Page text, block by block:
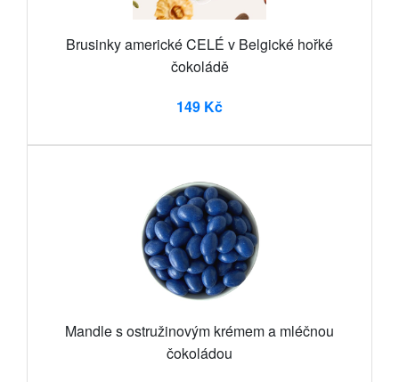
Brusinky americké CELÉ v Belgické hořké
čokoládě
149 Kč
Mandle s ostružinovým krémem a mléčnou
čokoládou